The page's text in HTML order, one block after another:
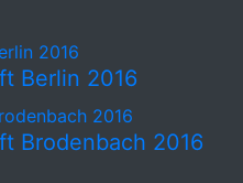
Berlin 2016
Brodenbach 2016